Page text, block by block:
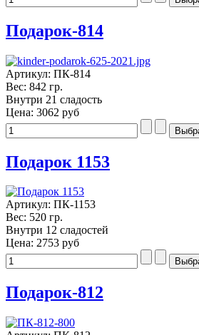
Подарок-814
Артикул: ПК-814
Вес: 842 гр.
Внутри 21 сладость
Цена: 3062 руб
Подарок 1153
Артикул: ПК-1153
Вес: 520 гр.
Внутри 12 сладостей
Цена: 2753 руб
Подарок-812